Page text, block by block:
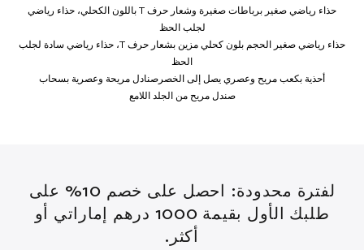
حذاء رياضي صغير برباطات صغيرة وشعار حرف T باللون الكحلي، حذاء رياضي
لجلب الحظ
حذاء رياضي صغير الحجم بلون كحلي مزين بشعار حرف T، حذاء رياضي سادة لجلب
الحظ
أحذية بكعب مريح وعصري يصل إلى الخصر صنادل مريحة وعصرية بسحاب
صندل مريح من الجلد اللامع
لفترة محدودة: احصل على خصم 10% على
طلبك الأول بقيمة 1000 درهم إماراتي أو
أكثر.